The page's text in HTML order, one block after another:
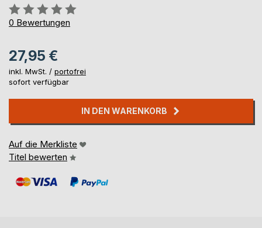
Bewertung::
0%
0 Bewertungen
27,95 €
inkl. MwSt. / portofrei
sofort verfügbar
IN DEN WARENKORB
Auf die Merkliste
Titel bewerten